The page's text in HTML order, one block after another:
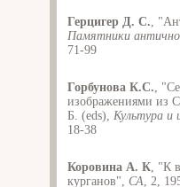
Герцигер Д. С.,
Памятники
71-99
Горбунова К.С.,
изображениями из
Б. (eds), Культура и
18-38
Коровина А. К, "К
курганов", СА, 2,